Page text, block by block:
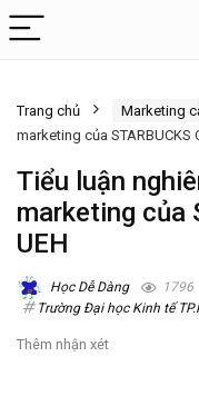
Trang chủ Marketing
marketing của STARBUCKS
Tiểu luận
marketing của
UEH
Học Dễ Dàng 1796
Trường Đại học Kinh tế
Thêm nhận xét